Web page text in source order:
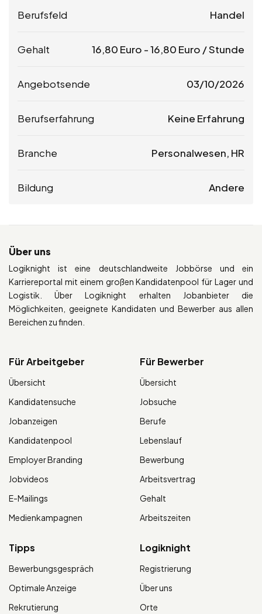
Berufsfeld Handel
Gehalt 16,80 Euro -16,80 Euro / Stunde
Angebotsende 03/10/2026
Berufserfahrung Keine Erfahrung
Branche Personalwesen, HR
Bildung Andere
Über uns
Logiknight ist eine deutschlandweite Jobbörse und ein
Karriereportal mit einem großen Kandidatenpool für Lager und
Logistik. Über Logiknight erhalten Jobanbieter die
Möglichkeiten, geeignete Kandidaten und Bewerber aus allen
Bereichen zu finden.
Für Arbeitgeber
Übersicht
Kandidatensuche
Jobanzeigen
Kandidatenpool
Employer Branding
Jobvideos
E-Mailings
Medienkampagnen
Für Bewerber
Übersicht
Jobsuche
Berufe
Lebenslauf
Bewerbung
Arbeitsvertrag
Gehalt
Arbeitszeiten
Tipps
Bewerbungsgespräch
Optimale Anzeige
Rekrutierung
Logiknight
Registrierung
Über uns
Orte